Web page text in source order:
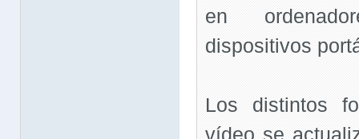
en
dispositivos
Los distintos
vídeo se